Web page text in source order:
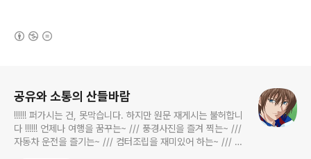
공유와 소통의 산들바람
!!!!!! 퍼가시는 건, 못막습니다. 하지만 원문 재게시는 불허합니
다 !!!!!! 언제나 여행을 꿈꾸는~ /// 풍경사진을 즐겨 찍는~ ///
자동차 운전을 즐기는~ /// 컴터조립을 재미있어 하는~ /// 고